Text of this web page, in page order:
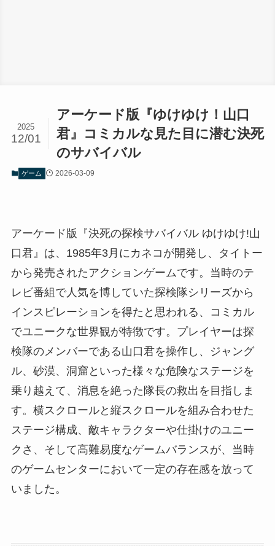
アーケード版『ゆけゆけ！山口
君』コミカルな見た目に潜む決死
のサバイバル
2025
12/01
ゲーム 2026-03-09
アーケード版『決死の探検サバイバル ゆけゆけ!山
口君』は、1985年3月にカネコが開発し、タイトー
から発売されたアクションゲームです。当時のテ
レビ番組で人気を博していた探検隊シリーズから
インスピレーションを得たと思われる、コミカル
でユニークな世界観が特徴です。プレイヤーは探
検隊のメンバーである山口君を操作し、ジャング
ル、砂漠、洞窟といった様々な危険なステージを
乗り越えて、消息を絶った隊長の救出を目指しま
す。横スクロールと縦スクロールを組み合わせた
ステージ構成、敵キャラクターや仕掛けのユニー
クさ、そして高難易度なゲームバランスが、当時
のゲームセンターにおいて一定の存在感を放って
いました。